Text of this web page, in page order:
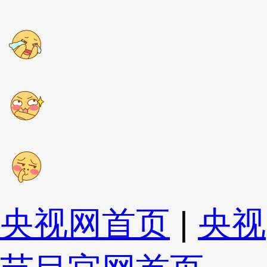
央视网首页 | 央视